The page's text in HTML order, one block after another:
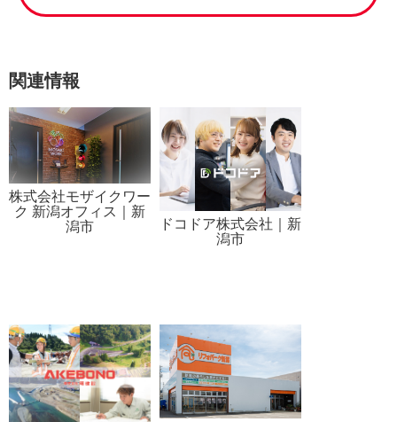
関連情報
株式会社モザイクワー
ク 新潟オフィス｜新
潟市
ドコドア株式会社｜新
潟市